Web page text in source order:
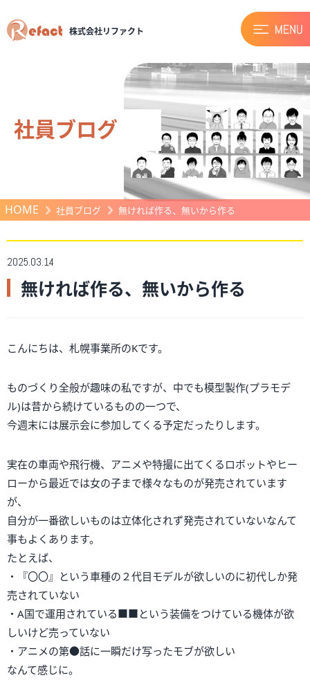
株式会社リファクト
社員ブログ
HOME 社員ブログ 無ければ作る、無いから作る
2025.03.14
無ければ作る、無いから作る
こんにちは、札幌事業所のKです。
ものづくり全般が趣味の私ですが、中でも模型製作(プラモデ
ル)は昔から続けているものの一つで、
今週末には展示会に参加してくる予定だったりします。
実在の車両や飛行機、アニメや特撮に出てくるロボットやヒー
ローから最近では女の子まで様々なものが発売されています
が、
自分が一番欲しいものは立体化されず発売されていないなんて
事もよくあります。
たとえば、
・『〇〇』という車種の２代目モデルが欲しいのに初代しか発
売されていない
・A国で運用されている■■という装備をつけている機体が欲
しいけど売っていない
・アニメの第●話に一瞬だけ写ったモブが欲しい
なんて感じに。